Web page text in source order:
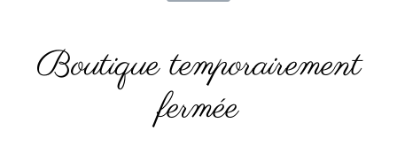
Boutique temporairement
fermée